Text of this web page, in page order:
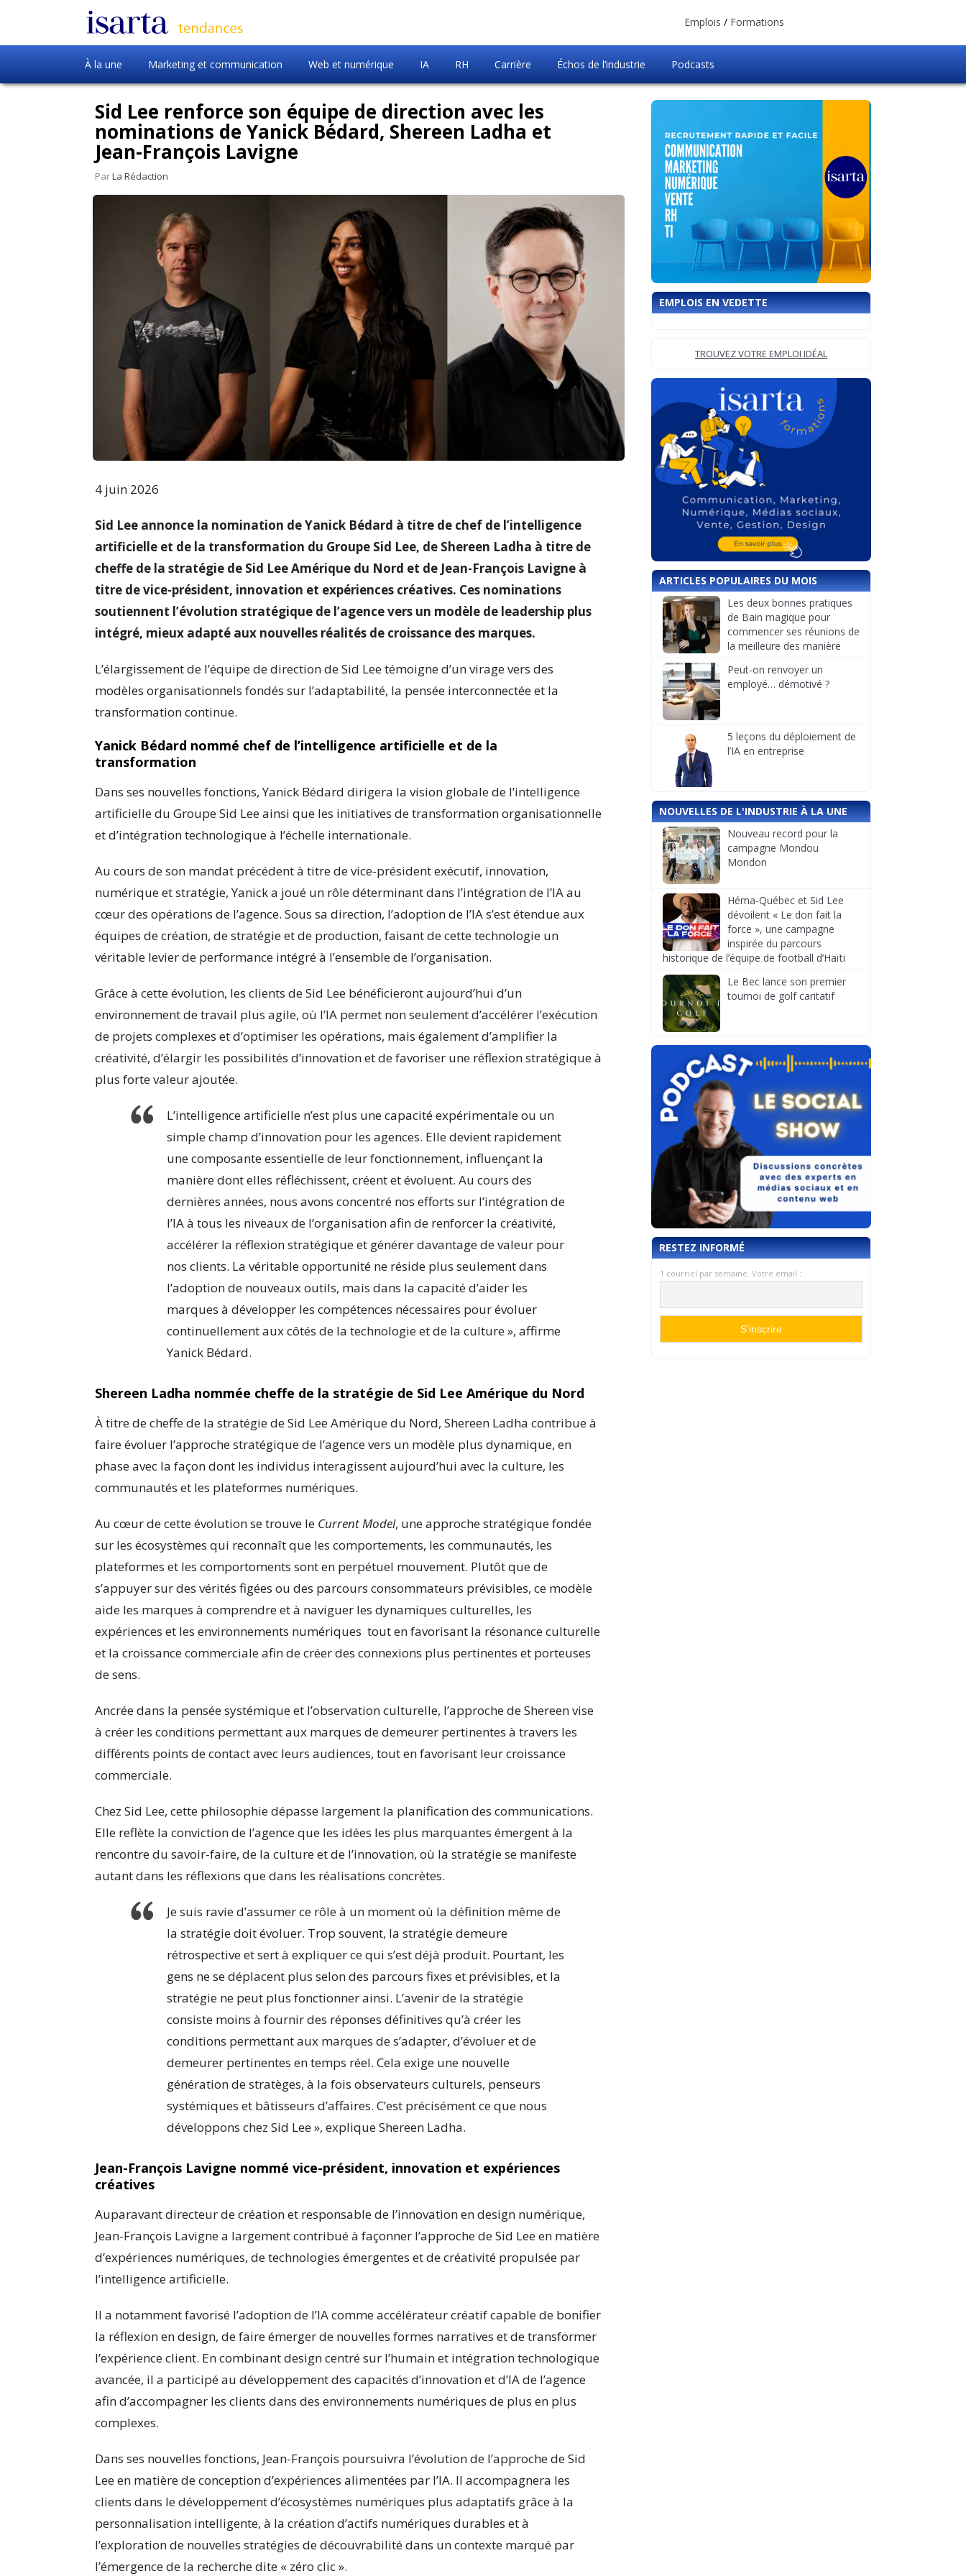
Emplois / Formations
À la une Marketing et communication Web et numérique IA RH Carrière Échos de l’industrie Podcasts
Sid Lee renforce son équipe de direction avec les
nominations de Yanick Bédard, Shereen Ladha et
Jean-François Lavigne
ParLa Rédaction
4 juin 2026
Sid Lee annonce la nomination de Yanick Bédard à titre de chef de l’intelligence
artificielle et de la transformation du Groupe Sid Lee, de Shereen Ladha à titre de
cheffe de la stratégie de Sid Lee Amérique du Nord et de Jean-François Lavigne à
titre de vice-président, innovation et expériences créatives. Ces nominations
soutiennent l’évolution stratégique de l’agence vers un modèle de leadership plus
intégré, mieux adapté aux nouvelles réalités de croissance des marques.
L’élargissement de l’équipe de direction de Sid Lee témoigne d’un virage vers des
modèles organisationnels fondés sur l’adaptabilité, la pensée interconnectée et la
transformation continue.
Yanick Bédard nommé chef de l’intelligence artificielle et de la
transformation
Dans ses nouvelles fonctions, Yanick Bédard dirigera la vision globale de l’intelligence
artificielle du Groupe Sid Lee ainsi que les initiatives de transformation organisationnelle
et d’intégration technologique à l’échelle internationale.
Au cours de son mandat précédent à titre de vice-président exécutif, innovation,
numérique et stratégie, Yanick a joué un rôle déterminant dans l’intégration de l’IA au
cœur des opérations de l’agence. Sous sa direction, l’adoption de l’IA s’est étendue aux
équipes de création, de stratégie et de production, faisant de cette technologie un
véritable levier de performance intégré à l’ensemble de l’organisation.
Grâce à cette évolution, les clients de Sid Lee bénéficieront aujourd’hui d’un
environnement de travail plus agile, où l’IA permet non seulement d’accélérer l’exécution
de projets complexes et d’optimiser les opérations, mais également d’amplifier la
créativité, d’élargir les possibilités d’innovation et de favoriser une réflexion stratégique à
plus forte valeur ajoutée.
L’intelligence artificielle n’est plus une capacité expérimentale ou un
simple champ d’innovation pour les agences. Elle devient rapidement
une composante essentielle de leur fonctionnement, influençant la
manière dont elles réfléchissent, créent et évoluent. Au cours des
dernières années, nous avons concentré nos efforts sur l’intégration de
l’IA à tous les niveaux de l’organisation afin de renforcer la créativité,
accélérer la réflexion stratégique et générer davantage de valeur pour
nos clients. La véritable opportunité ne réside plus seulement dans
l’adoption de nouveaux outils, mais dans la capacité d’aider les
marques à développer les compétences nécessaires pour évoluer
continuellement aux côtés de la technologie et de la culture », affirme
Yanick Bédard.
Shereen Ladha nommée cheffe de la stratégie de Sid Lee Amérique du Nord
À titre de cheffe de la stratégie de Sid Lee Amérique du Nord, Shereen Ladha contribue à
faire évoluer l’approche stratégique de l’agence vers un modèle plus dynamique, en
phase avec la façon dont les individus interagissent aujourd’hui avec la culture, les
communautés et les plateformes numériques.
Au cœur de cette évolution se trouve le Current Model, une approche stratégique fondée
sur les écosystèmes qui reconnaît que les comportements, les communautés, les
plateformes et les comportoments sont en perpétuel mouvement. Plutôt que de
s’appuyer sur des vérités figées ou des parcours consommateurs prévisibles, ce modèle
aide les marques à comprendre et à naviguer les dynamiques culturelles, les
expériences et les environnements numériques tout en favorisant la résonance culturelle
et la croissance commerciale afin de créer des connexions plus pertinentes et porteuses
de sens.
Ancrée dans la pensée systémique et l’observation culturelle, l’approche de Shereen vise
à créer les conditions permettant aux marques de demeurer pertinentes à travers les
différents points de contact avec leurs audiences, tout en favorisant leur croissance
commerciale.
Chez Sid Lee, cette philosophie dépasse largement la planification des communications.
Elle reflète la conviction de l’agence que les idées les plus marquantes émergent à la
rencontre du savoir-faire, de la culture et de l’innovation, où la stratégie se manifeste
autant dans les réflexions que dans les réalisations concrètes.
Je suis ravie d’assumer ce rôle à un moment où la définition même de
la stratégie doit évoluer. Trop souvent, la stratégie demeure
rétrospective et sert à expliquer ce qui s’est déjà produit. Pourtant, les
gens ne se déplacent plus selon des parcours fixes et prévisibles, et la
stratégie ne peut plus fonctionner ainsi. L’avenir de la stratégie
consiste moins à fournir des réponses définitives qu’à créer les
conditions permettant aux marques de s’adapter, d’évoluer et de
demeurer pertinentes en temps réel. Cela exige une nouvelle
génération de stratèges, à la fois observateurs culturels, penseurs
systémiques et bâtisseurs d’affaires. C’est précisément ce que nous
développons chez Sid Lee », explique Shereen Ladha.
Jean-François Lavigne nommé vice-président, innovation et expériences
créatives
Auparavant directeur de création et responsable de l’innovation en design numérique,
Jean-François Lavigne a largement contribué à façonner l’approche de Sid Lee en matière
d’expériences numériques, de technologies émergentes et de créativité propulsée par
l’intelligence artificielle.
Il a notamment favorisé l’adoption de l’IA comme accélérateur créatif capable de bonifier
la réflexion en design, de faire émerger de nouvelles formes narratives et de transformer
l’expérience client. En combinant design centré sur l’humain et intégration technologique
avancée, il a participé au développement des capacités d’innovation et d’IA de l’agence
afin d’accompagner les clients dans des environnements numériques de plus en plus
complexes.
Dans ses nouvelles fonctions, Jean-François poursuivra l’évolution de l’approche de Sid
Lee en matière de conception d’expériences alimentées par l’IA. Il accompagnera les
clients dans le développement d’écosystèmes numériques plus adaptatifs grâce à la
personnalisation intelligente, à la création d’actifs numériques durables et à
l’exploration de nouvelles stratégies de découvrabilité dans un contexte marqué par
l’émergence de la recherche dite « zéro clic ».
EMPLOIS EN VEDETTE
TROUVEZ VOTRE EMPLOI IDÉAL
ARTICLES POPULAIRES DU MOIS
Les deux bonnes pratiques
de Bain magique pour
commencer ses réunions de
la meilleure des manière
Peut-on renvoyer un
employé… démotivé ?
5 leçons du déploiement de
l’IA en entreprise
NOUVELLES DE L'INDUSTRIE À LA UNE
Nouveau record pour la
campagne Mondou
Mondon
Héma-Québec et Sid Lee
dévoilent « Le don fait la
force », une campagne
inspirée du parcours
historique de l’équipe de football d’Haïti
Le Bec lance son premier
tournoi de golf caritatif
RESTEZ INFORMÉ
1 courriel par semaine. Votre email :